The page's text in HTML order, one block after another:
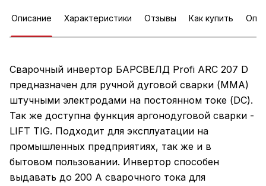
Описание Характеристики Отзывы Как купить
Сварочный инвертор БАРСВЕЛД Profi ARC 207 D
предназначен для ручной дуговой сварки (MMA)
штучными электродами на постоянном токе (DC).
Так же доступна функция аргонодуговой сварки -
LIFT TIG. Подходит для эксплуатации на
промышленных предприятиях, так же и в
бытовом пользовании. Инвертор способен
выдавать до 200 А сварочного тока для